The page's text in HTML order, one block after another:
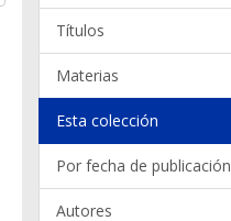
Títulos
Materias
Esta colección
Por fecha de publicación
Autores